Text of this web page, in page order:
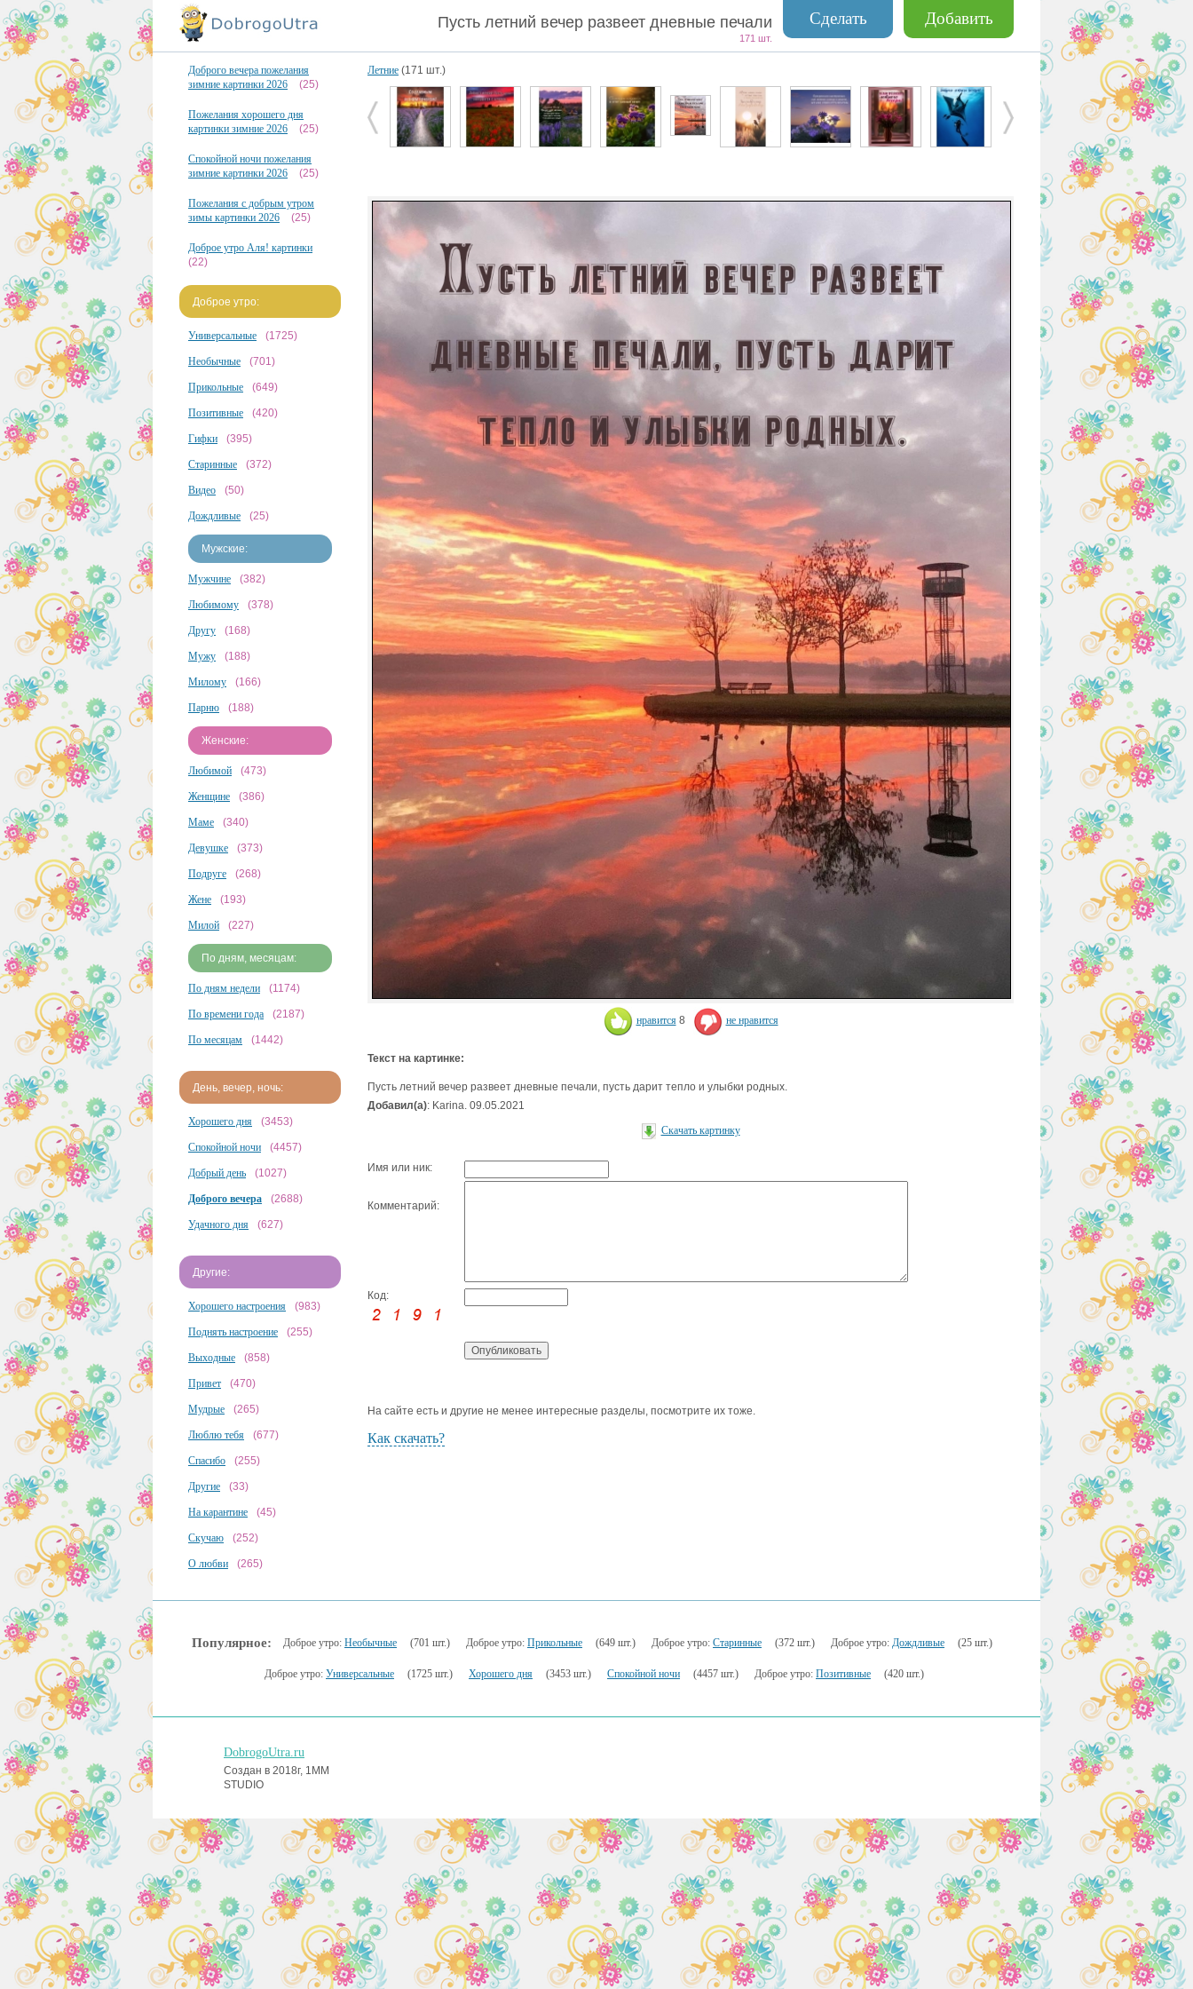
Добавить
Сделать
Пусть летний вечер развеет дневные печали
171 шт.
Доброго вечера пожелания
зимние картинки 2026
(25)
Пожелания хорошего дня
картинки зимние 2026
(25)
Спокойной ночи пожелания
зимние картинки 2026
(25)
Пожелания с добрым утром
зимы картинки 2026
(25)
Доброе утро Аля! картинки
(22)
Доброе утро:
Универсальные (1725)
Необычные (701)
Прикольные (649)
Позитивные (420)
Гифки (395)
Старинные (372)
Видео (50)
Дождливые (25)
Мужские:
Мужчине (382)
Любимому (378)
Другу (168)
Мужу (188)
Милому (166)
Парню (188)
Женские:
Любимой (473)
Женщине (386)
Маме (340)
Девушке (373)
Подруге (268)
Жене (193)
Милой (227)
По дням, месяцам:
По дням недели (1174)
По времени года (2187)
По месяцам (1442)
День, вечер, ночь:
Хорошего дня (3453)
Спокойной ночи (4457)
Добрый день (1027)
Доброго вечера (2688)
Удачного дня (627)
Другие:
Хорошего настроения (983)
Поднять настроение (255)
Выходные (858)
Привет (470)
Мудрые (265)
Люблю тебя (677)
Спасибо (255)
Другие (33)
На карантине (45)
Скучаю (252)
О любви (265)
Летние (171 шт.)
нравится 8 не нравится
Текст на картинке:
Пусть летний вечер развеет дневные печали, пусть дарит тепло и улыбки родных.
Добавил(а): Karina. 09.05.2021
Скачать картинку
Имя или ник:
Комментарий:
Код:
На сайте есть и другие не менее интересные разделы, посмотрите их тоже.
Как скачать?
Популярное: Доброе утро: Необычные (701 шт.) Доброе утро: Прикольные (649 шт.) Доброе утро: Старинные (372 шт.) Доброе утро: Дождливые (25 шт.)
Доброе утро: Универсальные (1725 шт.) Хорошего дня (3453 шт.) Спокойной ночи (4457 шт.) Доброе утро: Позитивные (420 шт.)
DobrogoUtra.ru
Создан в 2018г, 1MM
STUDIO